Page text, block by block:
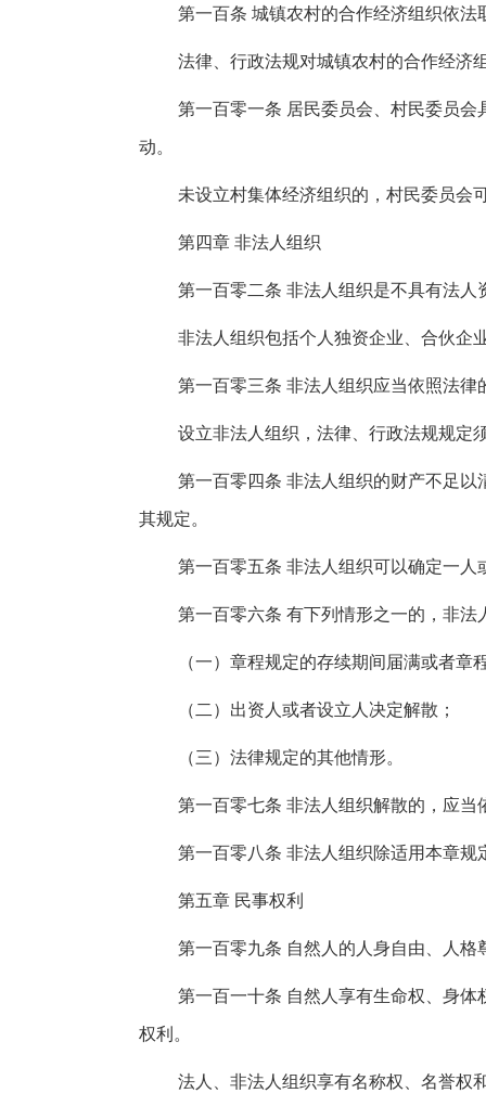
第一百条 城镇农村的合作经济组织依法
法律、行政法规对城镇农村的合作经济
第一百零一条 居民委员会、村民委员
动。
未设立村集体经济组织的，村民委员会
第四章 非法人组织
第一百零二条 非法人组织是不具有法
非法人组织包括个人独资企业、合伙企
第一百零三条 非法人组织应当依照法律
设立非法人组织，法律、行政法规规定
第一百零四条 非法人组织的财产不足
其规定。
第一百零五条 非法人组织可以确定一
第一百零六条 有下列情形之一的，非法
（一）章程规定的存续期间届满或者章
（二）出资人或者设立人决定解散；
（三）法律规定的其他情形。
第一百零七条 非法人组织解散的，应当
第一百零八条 非法人组织除适用本章
第五章 民事权利
第一百零九条 自然人的人身自由、人格
第一百一十条 自然人享有生命权、身
权利。
法人、非法人组织享有名称权、名誉权